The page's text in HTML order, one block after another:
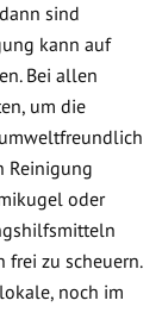
sind
kann auf
Bei allen
um die
Reinigung
oder
frei zu scheuern.
noch im